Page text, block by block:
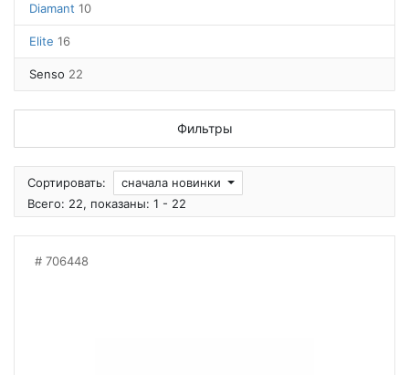
Diamant 10
Elite 16
Senso 22
Фильтры
Сортировать:
сначала новинки
Всего: 22, показаны: 1 - 22
706448